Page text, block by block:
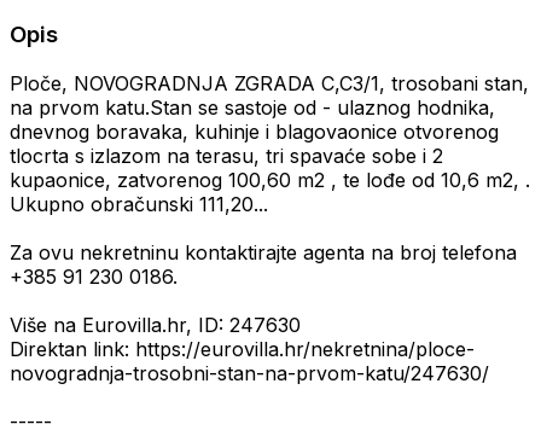
Opis
Ploče, NOVOGRADNJA ZGRADA C,C3/1, trosobani stan,
na prvom katu.Stan se sastoje od - ulaznog hodnika,
dnevnog boravaka, kuhinje i blagovaonice otvorenog
tlocrta s izlazom na terasu, tri spavaće sobe i 2
kupaonice, zatvorenog 100,60 m2 , te lođe od 10,6 m2, .
Ukupno obračunski 111,20...
Za ovu nekretninu kontaktirajte agenta na broj telefona
+385 91 230 0186.
Više na Eurovilla.hr, ID: 247630
Direktan link: https://eurovilla.hr/nekretnina/ploce-
novogradnja-trosobni-stan-na-prvom-katu/247630/
-----